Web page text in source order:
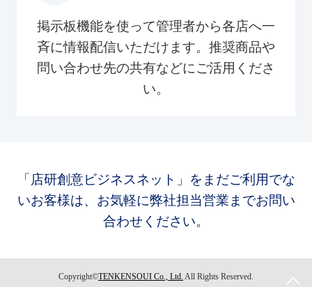
掲示板機能を使って管理者から各店へ一
斉に情報配信いただけます。推奨商品や
問い合わせ先の共有などにご活用くださ
い。
「店研創意ビジネスネット」をまだご利用でな
いお客様は、お気軽に弊社担当営業までお問い
合わせください。
Copyright©TENKENSOUI Co., Ltd. All Rights Reserved.